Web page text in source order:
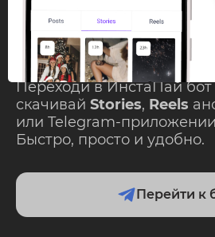
скачивай
ограничений!
Переходи в ИнстаПай
скачивай Stories, Reels
или Telegram-
Быстро, просто и удобно.
Перейти к